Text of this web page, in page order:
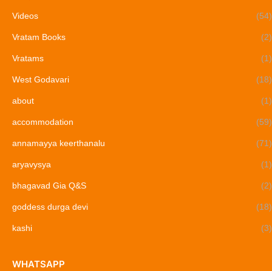
Videos (54)
Vratam Books (2)
Vratams (1)
West Godavari (18)
about (1)
accommodation (59)
annamayya keerthanalu (71)
aryavysya (1)
bhagavad Gia Q&S (2)
goddess durga devi (18)
kashi (3)
WHATSAPP